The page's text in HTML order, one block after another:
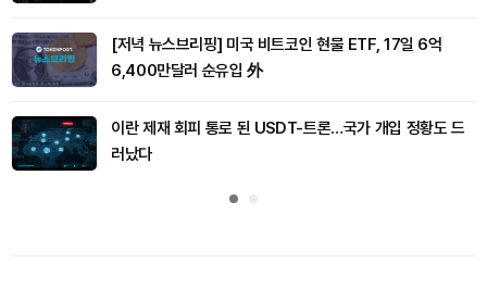
[저녁 뉴스브리핑] 미국 비트코인 현물 ETF, 17일 6억
6,400만달러 순유입 外
이란 제재 회피 통로 된 USDT-트론…국가 개입 정황도 드
러났다